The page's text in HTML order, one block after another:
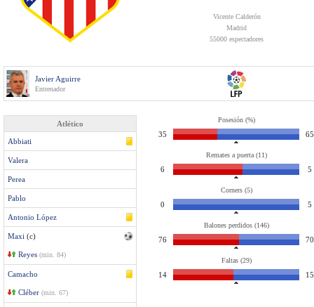
Vicente Calderón
Madrid
55000 espectadores
Javier Aguirre
Entrenador
Atlético
Abbiati
Valera
Perea
Pablo
Antonio López
Maxi (c)
Reyes (min. 84)
Camacho
Cléber (min. 67)
Posesión (%)
35 65
Remates a puerta (11)
6 5
Corners (5)
0 5
Balones perdidos (146)
76 70
Faltas (29)
14 15